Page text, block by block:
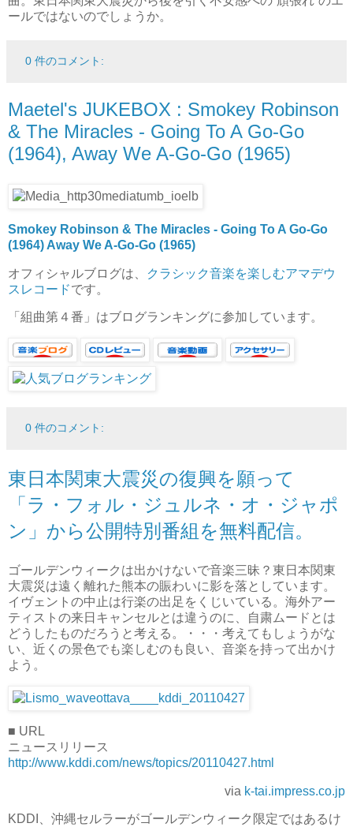
ールではないのでしょうか。
0 件のコメント:
Maetel's JUKEBOX : Smokey Robinson
& The Miracles - Going To A Go-Go
(1964), Away We A-Go-Go (1965)
Smokey Robinson & The Miracles - Going To A Go-Go
(1964) Away We A-Go-Go (1965)
オフィシャルブログは、
クラシック音楽を楽しむアマデウ
スレコードです。
「組曲第４番」はブログランキングに参加しています。
0 件のコメント:
東日本関東大震災の復興を願って
「ラ・フォル・ジュルネ・オ・ジャポ
ン」から公開特別番組を無料配信。
ゴールデンウィークは出かけないで音楽三昧？東日本関東
大震災は遠く離れた熊本の賑わいに影を落としています。
イヴェントの中止は行楽の出足をくじいている。海外アー
ティストの来日キャンセルとは違うのに、自粛ムードとは
どうしたものだろうと考える。・・・考えてもしょうがな
い、近くの景色でも楽しむのも良い、音楽を持って出かけ
よう。
■ URL
ニュースリリース
http://www.kddi.com/news/topics/20110427.html
via k-tai.impress.co.jp
KDDI、沖縄セルラーがゴールデンウィーク限定ではあるけ